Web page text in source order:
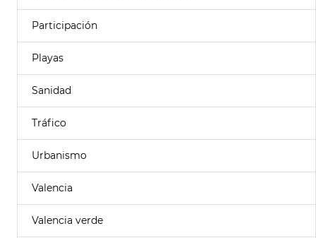
Participación
Playas
Sanidad
Tráfico
Urbanismo
Valencia
Valencia verde